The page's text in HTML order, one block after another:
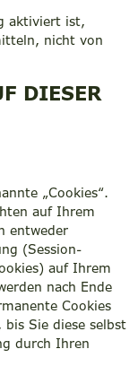
aktiviert ist,
nicht von
DIESER
„Cookies“.
auf Ihrem
entweder
(Session-
auf Ihrem
nach Ende
Cookies
Sie diese selbst
durch Ihren